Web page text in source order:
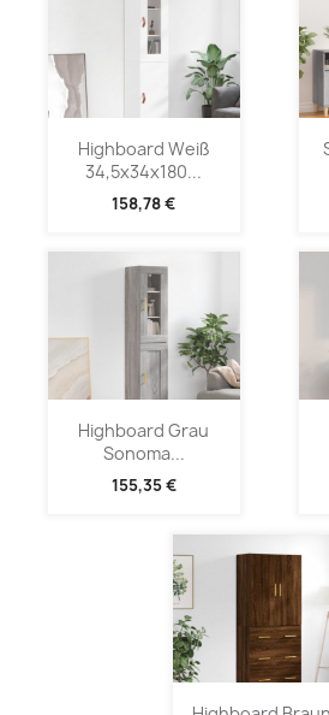
Highboard Weiß
34,5x34x180...
158,78 €
Highboard Grau
Sonoma...
155,35 €